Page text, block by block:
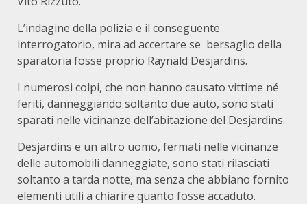
L’indagine della polizia e il conseguente
interrogatorio, mira ad accertare se bersaglio della
sparatoria fosse proprio Raynald Desjardins.
I numerosi colpi, che non hanno causato vittime né
feriti, danneggiando soltanto due auto, sono stati
sparati nelle vicinanze dell’abitazione del Desjardins.
Desjardins e un altro uomo, fermati nelle vicinanze
delle automobili danneggiate, sono stati rilasciati
soltanto a tarda notte, ma senza che abbiano fornito
elementi utili a chiarire quanto fosse accaduto.